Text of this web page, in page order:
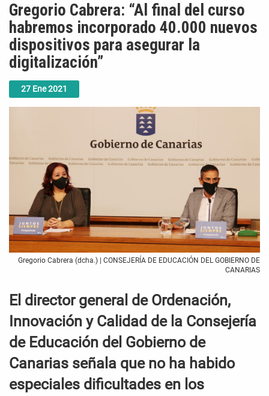
27 Ene2021
Gregorio Cabrera: “Al final del curso
habremos incorporado 40.000 nuevos
dispositivos para asegurar la
digitalización”
Gregorio Cabrera (dcha.) | CONSEJERÍA DE EDUCACIÓN DEL GOBIERNO DE
CANARIAS
El director general de Ordenación,
Innovación y Calidad de la Consejería
de Educación del Gobierno de
Canarias señala que no ha habido
especiales dificultades en los